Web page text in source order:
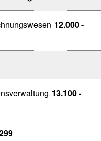
12.000 -
13.100 -